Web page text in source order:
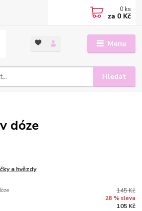
Menu
Hledat
0 ks
za 0 Kč
dóze
a hvězdy
145 Kč
28 % sleva
105 Kč